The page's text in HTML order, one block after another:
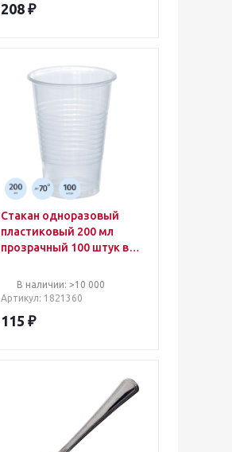
208 ₽
Стакан одноразовый
пластиковый 200 мл
прозрачный 100 штук в
(первичное сырье)
В наличии: >10 000
Артикул: 1821360
115 ₽